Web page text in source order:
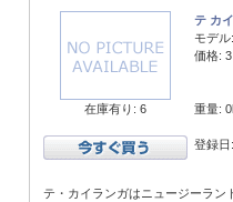
在庫有り: 6
テ カ
モデル:
価格:
重量:
登録
テ・カイランガはニュージーラン